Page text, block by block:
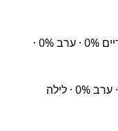
בוקר 100% · צהריים 0% · ערב 0% ·
בוקר 100% · צהריים 0% · ערב 0% · לילה